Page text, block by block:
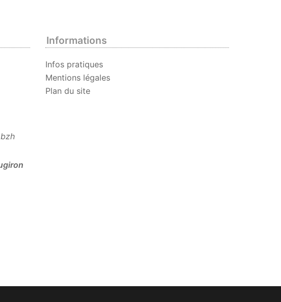
Informations
Infos pratiques
Mentions légales
Plan du site